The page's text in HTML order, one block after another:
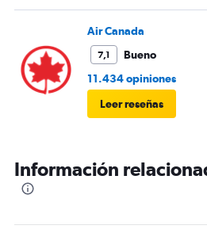
Air Canada
7,1
Bueno
11.434 opiniones
Leer reseñas
Información